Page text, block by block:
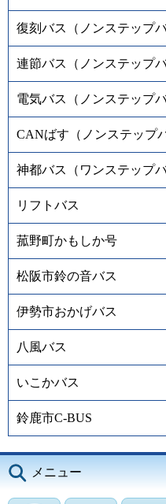
復刻バス（ノンステップバ
連節バス（ノンステップバ
電気バス（ノンステップバ
CANばす（ノンステップ
神都バス（ワンステップバ
リフトバス
菰野町かもしか号
松阪市鈴の音バス
伊勢市おかげバス
八風バス
いこかバス
鈴鹿市C-BUS
メニュー